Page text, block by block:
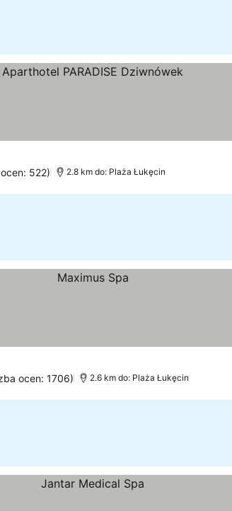
522) 2.8 km do: Plaża Łukęcin
ocen: 1706) 2.6 km do: Plaża Łukęcin